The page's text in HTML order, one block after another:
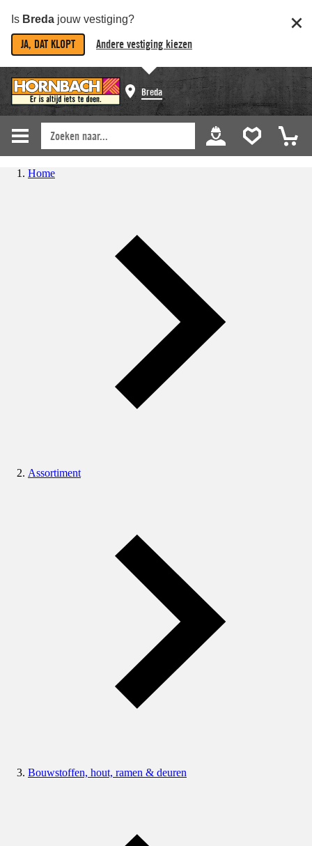
Is Breda jouw vestiging?
JA, DAT KLOPT Andere vestiging kiezen
Breda
Home
Assortiment
Bouwstoffen, hout, ramen & deuren